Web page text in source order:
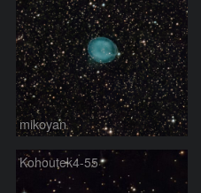
mikoyan
Kohoutek4-55